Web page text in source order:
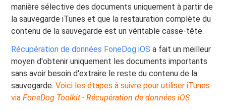
manière sélective des documents uniquement à partir de
la sauvegarde iTunes et que la restauration complète du
contenu de la sauvegarde est un véritable casse-tête.
Récupération de données FoneDog iOS a fait un meilleur
moyen d'obtenir uniquement les documents importants
sans avoir besoin d'extraire le reste du contenu de la
sauvegarde.Voici les étapes à suivre pour utiliser iTunes
viaFoneDog Toolkit - Récupération de données iOS.